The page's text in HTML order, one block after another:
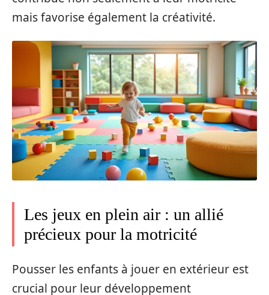
mais favorise également la créativité.
Les jeux en plein air : un allié
précieux pour la motricité
Pousser les enfants à jouer en extérieur est
crucial pour leur développement